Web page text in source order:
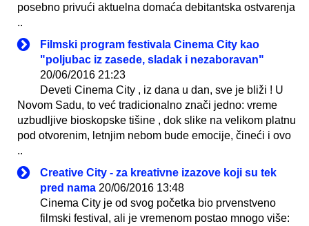
posebno privući aktuelna domaća debitantska ostvarenja
..
Filmski program festivala Cinema City kao
"poljubac iz zasede, sladak i nezaboravan"
20/06/2016 21:23
Deveti Cinema City , iz dana u dan, sve je bliži ! U
Novom Sadu, to već tradicionalno znači jedno: vreme
uzbudljive bioskopske tišine , dok slike na velikom platnu
pod otvorenim, letnjim nebom bude emocije, čineći i ovo
..
Creative City - za kreativne izazove koji su tek
pred nama 20/06/2016 13:48
Cinema City je od svog početka bio prvenstveno
filmski festival, ali je vremenom postao mnogo više: